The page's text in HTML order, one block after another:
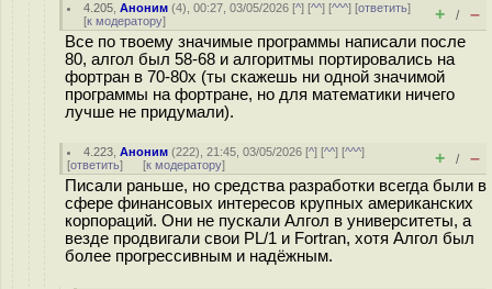
4.205 ,Аноним (4), 00:27, 03/05/2026 [^] [^^] [^^^] [ответить]
[к модератору] + / –
Все по твоему значимые программы написали после
80, алгол был 58-68 и алгоритмы портировались на
фортран в 70-80х (ты скажешь ни одной значимой
программы на фортране, но для математики ничего
лучше не придумали).
4.223 ,Аноним (222), 21:45, 03/05/2026 [^] [^^] [^^^]
[ответить] [к модератору] + / –
Писали раньше, но средства разработки всегда были в
сфере финансовых интересов крупных американских
корпораций. Они не пускали Алгол в университеты, а
везде продвигали свои PL/1 и Fortran, хотя Алгол был
более прогрессивным и надёжным.